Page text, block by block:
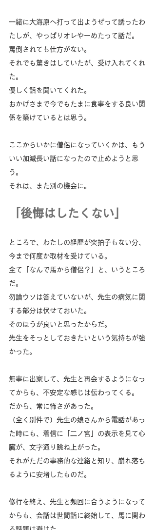
一緒に大海原へ打って出ようぜって誘ったわ
たしが、やっぱりオレやーめたって話だ。
罵倒されても仕方がない。
それでも驚きはしていたが、受け入れてくれ
た。
優しく話を聞いてくれた。
おかげさまで今でもたまに食事をする良い関
係を築けているとは思う。
ここからいかに僧侶になっていくかは、もう
いい加減長い話になったので止めようと思
う。
それは、また別の機会に。
「後悔はしたくない」
ところで、わたしの経歴が突拍子もない分、
今まで何度か取材を受けている。
全て「なんで馬から僧侶？」と、いうところ
だ。
勿論ウソは答えていないが、先生の病気に関
する部分は伏せておいた。
そのほうが良いと思ったからだ。
先生をそっとしておきたいという気持ちが強
かった。
無事に出家して、先生と再会するようになっ
てからも、不安定な感じは伝わってくる。
だから、常に怖さがあった。
（全く別件で）先生の娘さんから電話があっ
た時にも、着信に「二ノ宮」の表示を見て心
臓が、文字通り跳ね上がった。
それがただの事務的な連絡と知り、崩れ落ち
るように安堵したものだ。
修行を終え、先生と頻回に合うようになって
からも、会話は世間話に終始して、馬に関わ